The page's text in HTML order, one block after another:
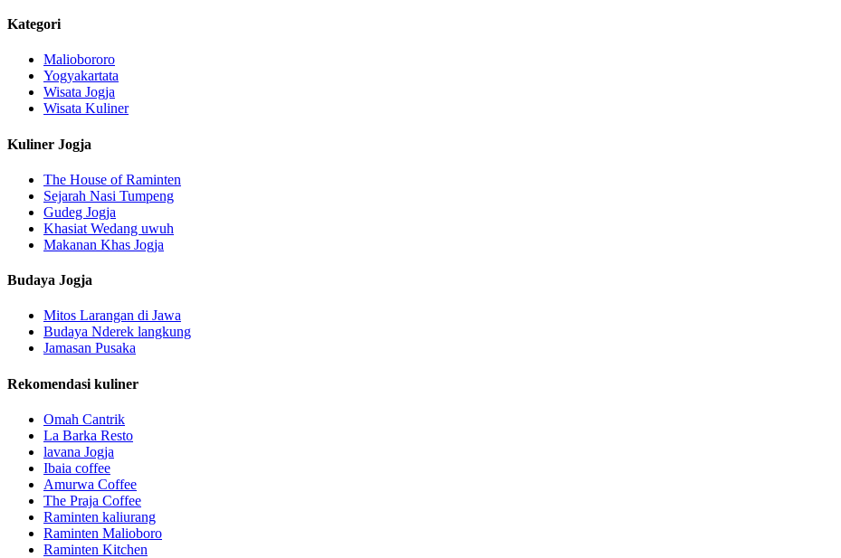
Kategori
Maliobororo
Yogyakartata
Wisata Jogja
Wisata Kuliner
Kuliner Jogja
The House of Raminten
Sejarah Nasi Tumpeng
Gudeg Jogja
Khasiat Wedang uwuh
Makanan Khas Jogja
Budaya Jogja
Mitos Larangan di Jawa
Budaya Nderek langkung
Jamasan Pusaka
Rekomendasi kuliner
Omah Cantrik
La Barka Resto
lavana Jogja
Ibaia coffee
Amurwa Coffee
The Praja Coffee
Raminten kaliurang
Raminten Malioboro
Raminten Kitchen